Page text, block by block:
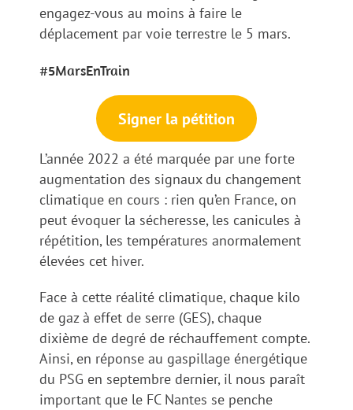
engagez-vous au moins à faire le
déplacement par voie terrestre le 5 mars.
#5MarsEnTrain
Signer la pétition
L’année 2022 a été marquée par une forte
augmentation des signaux du changement
climatique en cours : rien qu’en France, on
peut évoquer la sécheresse, les canicules à
répétition, les températures anormalement
élevées cet hiver.
Face à cette réalité climatique, chaque kilo
de gaz à effet de serre (GES), chaque
dixième de degré de réchauffement compte.
Ainsi, en réponse au gaspillage énergétique
du PSG en septembre dernier, il nous paraît
important que le FC Nantes se penche